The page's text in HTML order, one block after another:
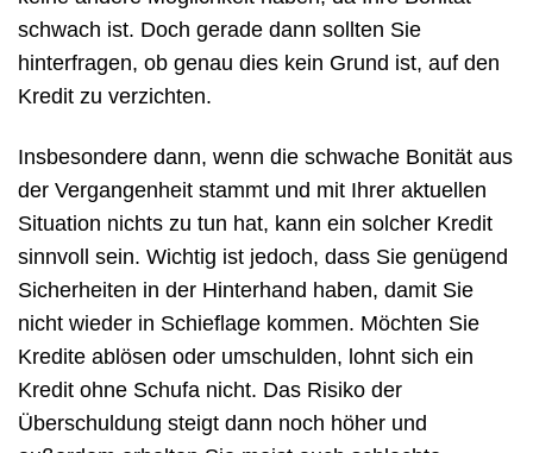
schwach ist. Doch gerade dann sollten Sie
hinterfragen, ob genau dies kein Grund ist, auf den
Kredit zu verzichten.
Insbesondere dann, wenn die schwache Bonität aus
der Vergangenheit stammt und mit Ihrer aktuellen
Situation nichts zu tun hat, kann ein solcher Kredit
sinnvoll sein. Wichtig ist jedoch, dass Sie genügend
Sicherheiten in der Hinterhand haben, damit Sie
nicht wieder in Schieflage kommen. Möchten Sie
Kredite ablösen oder umschulden, lohnt sich ein
Kredit ohne Schufa nicht. Das Risiko der
Überschuldung steigt dann noch höher und